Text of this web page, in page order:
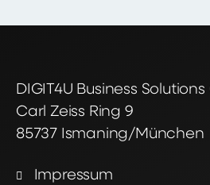
DIGIT4U Business
Carl Zeiss Ring 9
85737 Ismaning/München
Impressum